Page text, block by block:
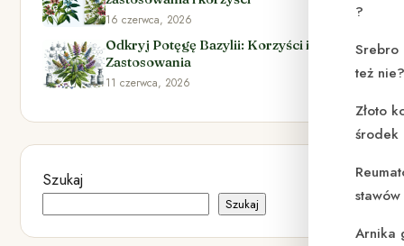
?
też
Złoto
środek
Arnika
16 czerwca, 2026
Odkryj Potęgę Bazylii: Korzyści i
Zastosowania
11 czerwca, 2026
Szukaj
Szukaj